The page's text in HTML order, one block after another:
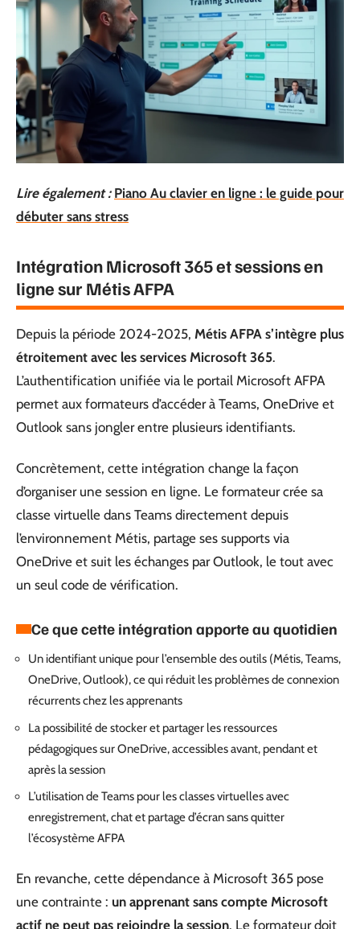
Lire également : Piano Au clavier en ligne : le guide pour
débuter sans stress
Intégration Microsoft 365 et sessions en
ligne sur Métis AFPA
Depuis la période 2024-2025, Métis AFPA s’intègre plus
étroitement avec les services Microsoft 365.
L’authentification unifiée via le portail Microsoft AFPA
permet aux formateurs d’accéder à Teams, OneDrive et
Outlook sans jongler entre plusieurs identifiants.
Concrètement, cette intégration change la façon
d’organiser une session en ligne. Le formateur crée sa
classe virtuelle dans Teams directement depuis
l’environnement Métis, partage ses supports via
OneDrive et suit les échanges par Outlook, le tout avec
un seul code de vérification.
Ce que cette intégration apporte au quotidien
Un identifiant unique pour l’ensemble des outils (Métis, Teams,
OneDrive, Outlook), ce qui réduit les problèmes de connexion
récurrents chez les apprenants
La possibilité de stocker et partager les ressources
pédagogiques sur OneDrive, accessibles avant, pendant et
après la session
L’utilisation de Teams pour les classes virtuelles avec
enregistrement, chat et partage d’écran sans quitter
l’écosystème AFPA
En revanche, cette dépendance à Microsoft 365 pose
une contrainte : un apprenant sans compte Microsoft
actif ne peut pas rejoindre la session. Le formateur doit